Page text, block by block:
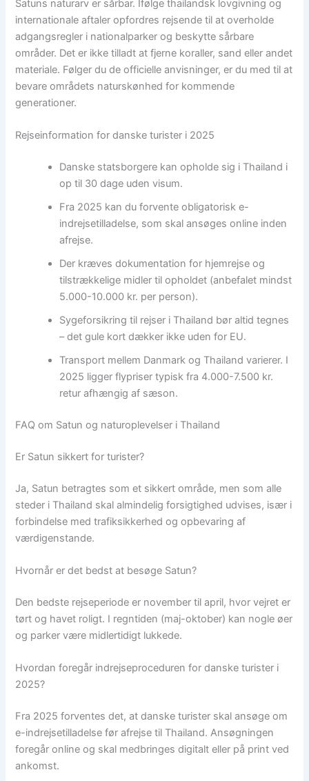
Satuns naturarv er sårbar. Ifølge thailandsk lovgivning og
internationale aftaler opfordres rejsende til at overholde
adgangsregler i nationalparker og beskytte sårbare
områder. Det er ikke tilladt at fjerne koraller, sand eller andet
materiale. Følger du de officielle anvisninger, er du med til at
bevare områdets naturskønhed for kommende
generationer.
Rejseinformation for danske turister i 2025
Danske statsborgere kan opholde sig i Thailand i
op til 30 dage uden visum.
Fra 2025 kan du forvente obligatorisk e-
indrejsetilladelse, som skal ansøges online inden
afrejse.
Der kræves dokumentation for hjemrejse og
tilstrækkelige midler til opholdet (anbefalet mindst
5.000-10.000 kr. per person).
Sygeforsikring til rejser i Thailand bør altid tegnes
– det gule kort dækker ikke uden for EU.
Transport mellem Danmark og Thailand varierer. I
2025 ligger flypriser typisk fra 4.000-7.500 kr.
retur afhængig af sæson.
FAQ om Satun og naturoplevelser i Thailand
Er Satun sikkert for turister?
Ja, Satun betragtes som et sikkert område, men som alle
steder i Thailand skal almindelig forsigtighed udvises, især i
forbindelse med trafiksikkerhed og opbevaring af
værdigenstande.
Hvornår er det bedst at besøge Satun?
Den bedste rejseperiode er november til april, hvor vejret er
tørt og havet roligt. I regntiden (maj-oktober) kan nogle øer
og parker være midlertidigt lukkede.
Hvordan foregår indrejseproceduren for danske turister i
2025?
Fra 2025 forventes det, at danske turister skal ansøge om
e-indrejsetilladelse før afrejse til Thailand. Ansøgningen
foregår online og skal medbringes digitalt eller på print ved
ankomst.